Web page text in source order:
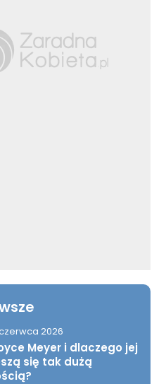
2026
Meyer i dlaczego jej
się tak dużą